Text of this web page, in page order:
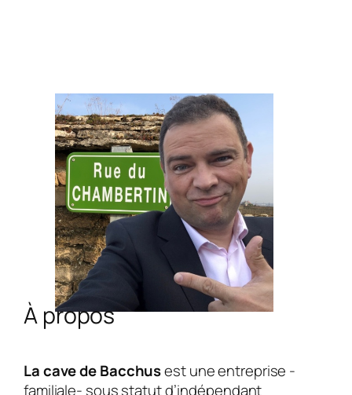
À propos
La cave de Bacchusest une entreprise -
familiale- sous statut d’indépendant